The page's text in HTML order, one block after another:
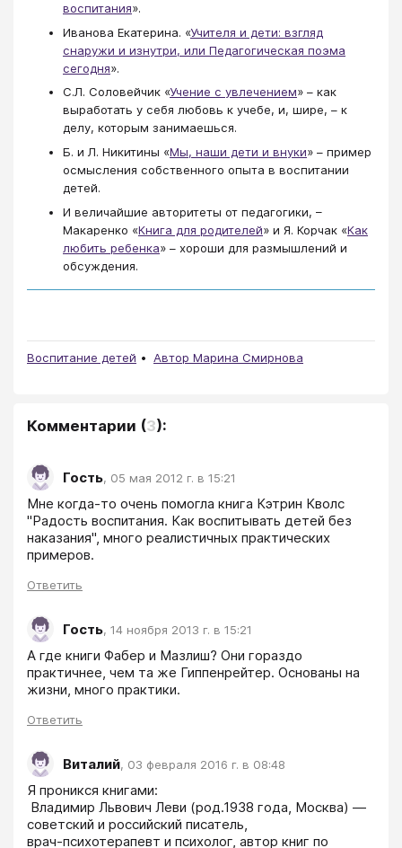
воспитания».
Иванова Екатерина. «Учителя и дети: взгляд
снаружи и изнутри, или Педагогическая поэма
сегодня».
С.Л. Соловейчик «Учение с увлечением» – как
выработать у себя любовь к учебе, и, шире, – к
делу, которым занимаешься.
Б. и Л. Никитины «Мы, наши дети и внуки» – пример
осмысления собственного опыта в воспитании
детей.
И величайшие авторитеты от педагогики, –
Макаренко «Книга для родителей» и Я. Корчак «Как
любить ребенка​» – хороши для размышлений и
обсуждения.
Воспитание детей Автор Марина Смирнова
Комментарии (3):
Гость, 05 мая 2012 г. в 15:21
Мне когда-то очень помогла книга Кэтрин Кволс
"Радость воспитания. Как воспитывать детей без
наказания", много реалистичных практических
примеров.
Ответить
Гость, 14 ноября 2013 г. в 15:21
А где книги Фабер и Мазлиш? Они гораздо
практичнее, чем та же Гиппенрейтер. Основаны на
жизни, много практики.
Ответить
Виталий, 03 февраля 2016 г. в 08:48
Я проникся книгами:
советский и российский писатель,
врач-психотерапевт и психолог, автор книг по